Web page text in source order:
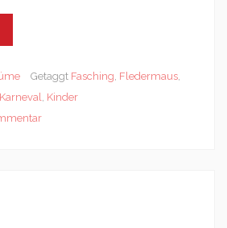
Getaggt Fasching, Fledermaus,
Karneval, Kinder